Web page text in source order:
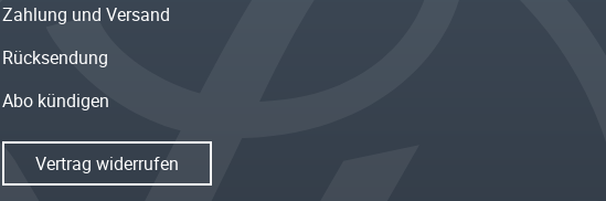
Zahlung und Versand
Rücksendung
Abo kündigen
Vertrag widerrufen